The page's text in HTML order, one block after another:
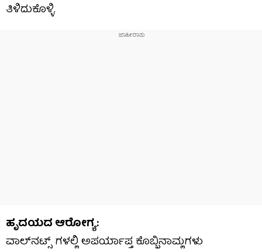
ತಿಳಿದುಕೊಳ್ಳಿ.
ಹೃದಯದ ಆರೋಗ್ಯ:
ವಾಲ್‌ನಟ್ಸ್ ಗಳಲ್ಲಿ ಅಪರ್ಯಾಪ್ತ ಕೊಬ್ಬಿನಾಮ್ಲಗಳು